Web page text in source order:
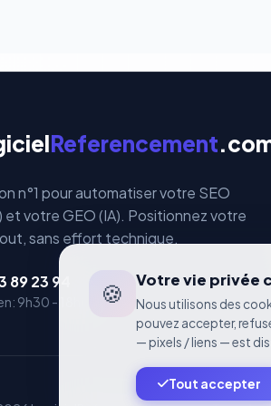
Referencement
n°1 pour automatiser votre SEO
et votre GEO (IA). Positionnez votre
sans effort technique.
89 23 94
9h30 - 18h00 🍪 Votre vie privée
Nous utilisons des
pouvez accepter,
— pixels / liens — est
Tout accepter